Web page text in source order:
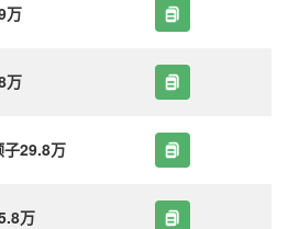
万
万
子29.8万
万